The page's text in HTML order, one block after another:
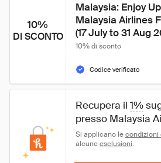
10%
DI SCONTO
Malaysia: Enjoy
Malaysia Airlines
(17 July to 31 Aug
10% di sconto
Codice verificato
Recupera il 1%
presso Malaysia
Si applicano le condizioni
alcune esclusioni.